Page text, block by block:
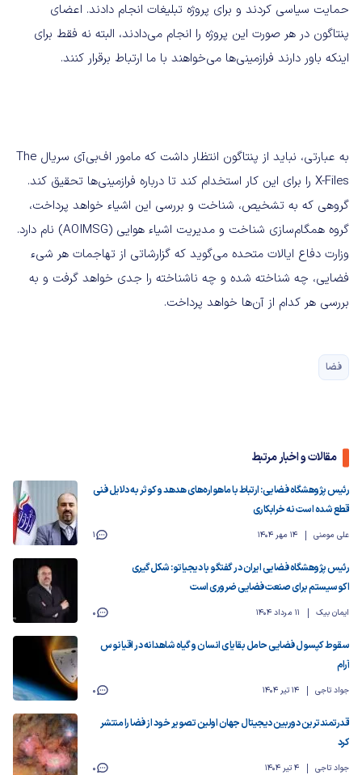
حمایت سیاسی کردند و برای پروژه تبلیغات انجام دادند. اعضای
پنتاگون در هر صورت این پروژه را انجام می‌دادند، البته نه فقط برای
اینکه باور دارند فرازمینی‌ها می‌خواهند با ما ارتباط برقرار کنند.
به عبارتی، نباید از پنتاگون انتظار داشت که مامور اف‌بی‌آی سریال The
X-Files را برای این کار استخدام کند تا درباره فرازمینی‌ها تحقیق کند.
گروهی که به تشخیص، شناخت و بررسی این اشیاء خواهد پرداخت،
گروه همگام‌سازی شناخت و مدیریت اشیاء هوایی (AOIMSG) نام دارد.
وزارت دفاع ایالات متحده می‌گوید که گزارشاتی از تهاجمات هر شیء
فضایی، چه شناخته شده و چه ناشناخته را جدی خواهد گرفت و به
بررسی هر کدام از آن‌ها خواهد پرداخت.
فضا
مقالات و اخبار مرتبط
رئیس پژوهشگاه فضایی: ارتباط با ماهواره‌های هدهد و کوثر به دلایل فنی
قطع شده است نه خرابکاری
علی مومنی 14 مهر 1404 1
رئیس پژوهشگاه فضایی ایران در گفتگو با دیجیاتو: شکل‌گیری
اکوسیستم برای صنعت فضایی ضروری است
ایمان بیک 11 مرداد 1404 0
سقوط کپسول فضایی حامل بقایای انسان و گیاه شاهدانه در اقیانوس
آرام
جواد تاجی 14 تیر 1404 0
قدرتمندترین دوربین دیجیتال جهان اولین تصویر خود از فضا را منتشر
کرد
جواد تاجی 4 تیر 1404 0